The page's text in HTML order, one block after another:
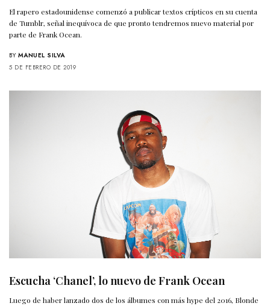
El rapero estadounidense comenzó a publicar textos crípticos en su cuenta
de Tumblr, señal inequívoca de que pronto tendremos nuevo material por
parte de Frank Ocean.
BY MANUEL SILVA
5 DE FEBRERO DE 2019
Escucha ‘Chanel’, lo nuevo de Frank Ocean
Luego de haber lanzado dos de los álbumes con más hype del 2016, Blonde